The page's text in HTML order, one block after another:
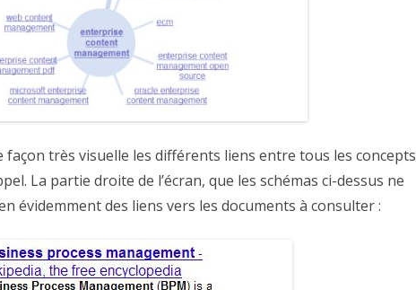
façon très visuelle les différents liens entre tous les concepts
La partie droite de l’écran, que les schémas ci-dessus ne
évidemment des liens vers les documents à consulter :